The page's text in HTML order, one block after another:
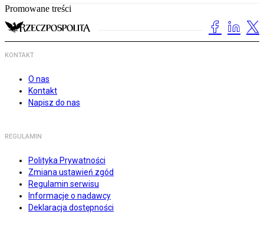
Promowane treści
KONTAKT
O nas
Kontakt
Napisz do nas
REGULAMIN
Polityka Prywatności
Zmiana ustawień zgód
Regulamin serwisu
Informacje o nadawcy
Deklaracja dostępności